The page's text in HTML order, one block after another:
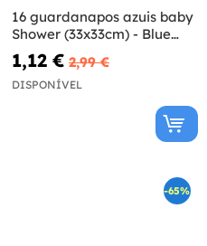
16 guardanapos azuis baby
Shower (33x33cm) - Blue
Floral Elephant
1,12 € 2,99 €
DISPONÍVEL
-65%